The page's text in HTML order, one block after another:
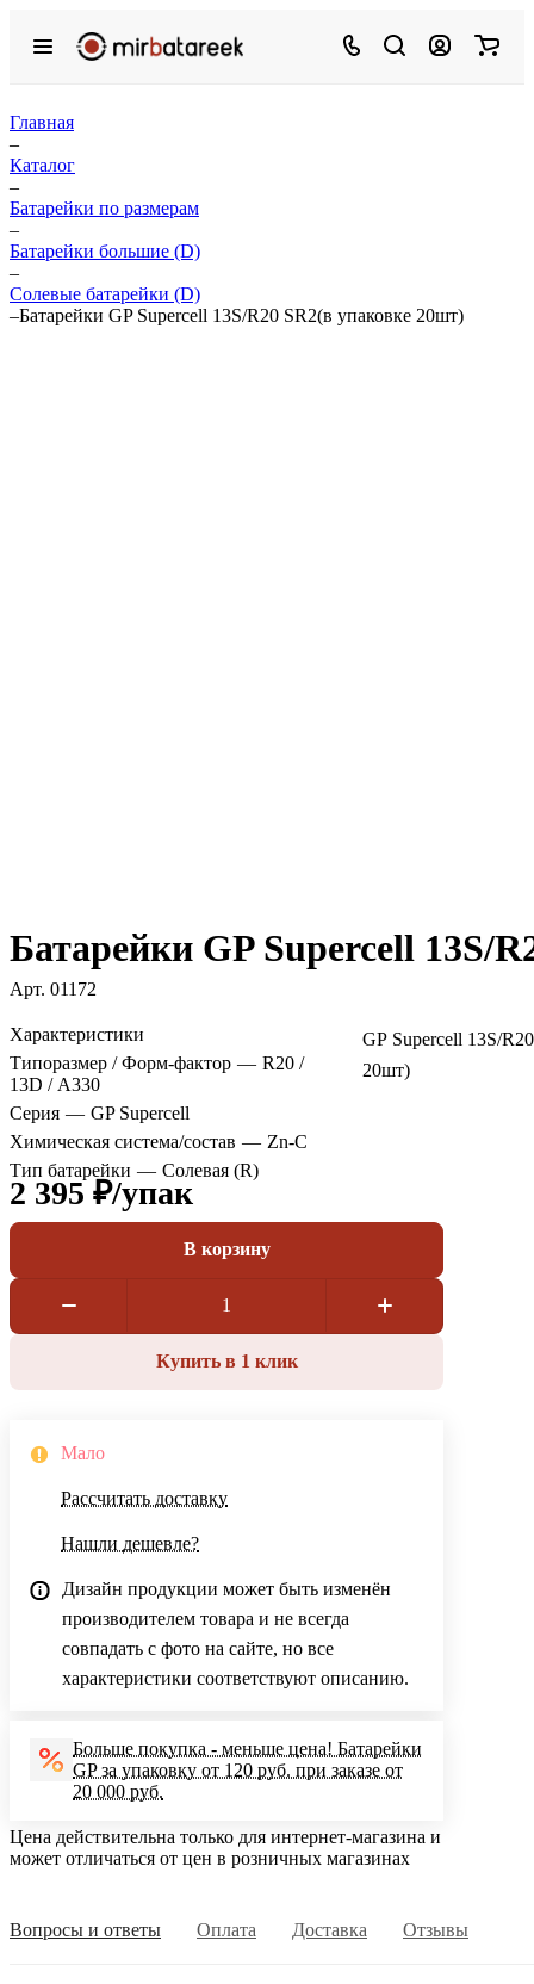
Главная
–
Каталог
–
Батарейки по размерам
–
Батарейки большие (D)
–
Солевые батарейки (D)
–Батарейки GP Supercell 13S/R20 SR2(в упаковке 20шт)
Батарейки GP Supercell 13S/
Арт. 01172
Характеристики
Типоразмер / Форм-фактор — R20 /
13D / А330
Серия — GP Supercell
Химическая система/состав — Zn-C
Тип батарейки — Солевая (R)
GP Supercell 13S/
20шт)
2 395 ₽/упак
В корзину
Купить в 1 клик
Мало
Рассчитать доставку
Нашли дешевле?
Дизайн продукции может быть изменён
производителем товара и не всегда
совпадать с фото на сайте, но все
характеристики соответствуют описанию.
Больше покупка - меньше цена! Батарейки
GP за упаковку от 120 руб. при заказе от
20 000 руб.
Цена действительна только для интернет-магазина и
может отличаться от цен в розничных магазинах
Вопросы и ответы Оплата Доставка Отзывы